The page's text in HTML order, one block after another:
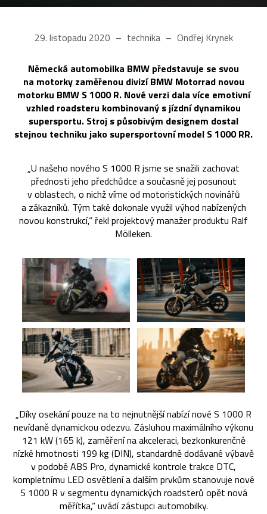
29. listopadu 2020 technika Ondřej Krynek
Německá automobilka BMW představuje se svou
na motorky zaměřenou divizí BMW Motorrad novou
motorku BMW S 1000 R. Nové verzi dala více emotivní
vzhled roadsteru kombinovaný s jízdní dynamikou
supersportu. Stroj s působivým designem dostal
stejnou techniku jako supersportovní model S 1000 RR.
„U našeho nového S 1000 R jsme se snažili zachovat
přednosti jeho předchůdce a současně jej posunout
v oblastech, o nichž víme od motoristických novinářů
a zákazníků. Tým také dokonale využil výhod nabízených
novou konstrukcí,“ řekl projektový manažer produktu Ralf
Mölleken.
„Díky osekání pouze na to nejnutnější nabízí nové S 1000 R
nevídaně dynamickou odezvu. Zásluhou maximálního výkonu
121 kW (165 k), zaměření na akceleraci, bezkonkurenčně
nízké hmotnosti 199 kg (DIN), standardně dodávané výbavě
v podobě ABS Pro, dynamické kontrole trakce DTC,
kompletnímu LED osvětlení a dalším prvkům stanovuje nové
S 1000 R v segmentu dynamických roadsterů opět nová
měřítka,“ uvádí zástupci automobilky.